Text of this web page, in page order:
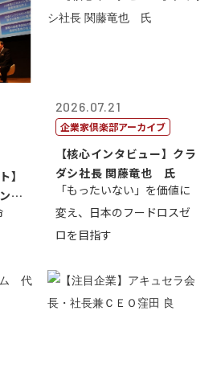
】
テ
2026.07.21
企業家倶楽部アーカイブ
【核心インタビュー】クラ
ダシ社長 関藤竜也 氏
「もったいない」を価値に
変え、日本のフードロスゼ
ロを目指す